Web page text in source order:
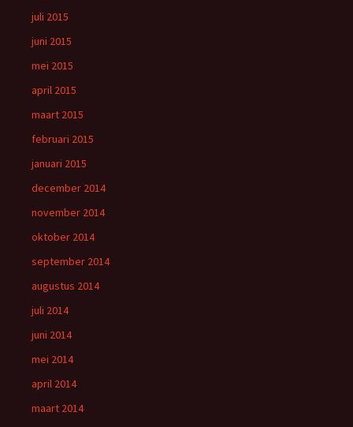
juli 2015
juni 2015
mei 2015
april 2015
maart 2015
februari 2015
januari 2015
december 2014
november 2014
oktober 2014
september 2014
augustus 2014
juli 2014
juni 2014
mei 2014
april 2014
maart 2014